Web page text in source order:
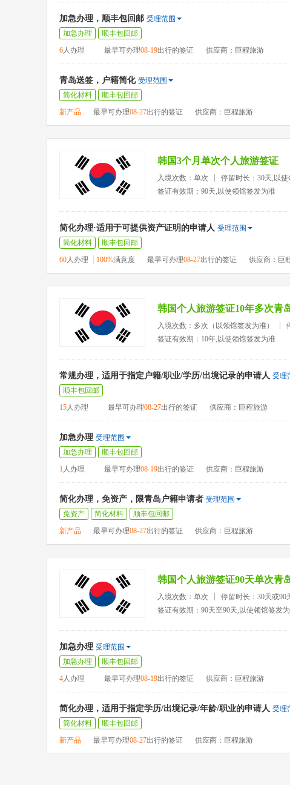
加急办理，顺丰包回邮 受理范围
加急办理
顺丰包回邮
6人办理 最早可办理08-19出行的签证 供应商：巨程旅游
青岛送签，户籍简化 受理范围
简化材料
顺丰包回邮
新产品
最早可办理08-27出行的签证 供应商：巨程旅游
韩国3个月单次个人旅游签证
入境次数：单次
停留时长：30天,以
签证有效期：90天,以使领馆签发为准
简化办理·适用于可提供资产证明的申请人 受理范围
简化材料
顺丰包回邮
60人办理 100%满意度 最早可办理08-27出行的签证 供应商：巨
韩国个人旅游签证10年多次青
入境次数：多次（以领馆签发为准）
签证有效期：10年,以使领馆签发为准
常规办理，适用于指定户籍/职业/学历/出境记录的申请人 受理
顺丰包回邮
15人办理 最早可办理08-27出行的签证 供应商：巨程旅游
加急办理 受理范围
加急办理
顺丰包回邮
1人办理 最早可办理08-19出行的签证 供应商：巨程旅游
简化办理，免资产，限青岛户籍申请者 受理范围
免资产
简化材料
顺丰包回邮
新产品
最早可办理08-27出行的签证 供应商：巨程旅游
韩国个人旅游签证90天单次青
入境次数：单次
停留时长：30天或90
签证有效期：90天至90天,以使领馆签发
加急办理 受理范围
加急办理
顺丰包回邮
4人办理 最早可办理08-19出行的签证 供应商：巨程旅游
简化办理，适用于指定学历/出境记录/年龄/职业的申请人 受理
简化材料
顺丰包回邮
新产品
最早可办理08-27出行的签证 供应商：巨程旅游